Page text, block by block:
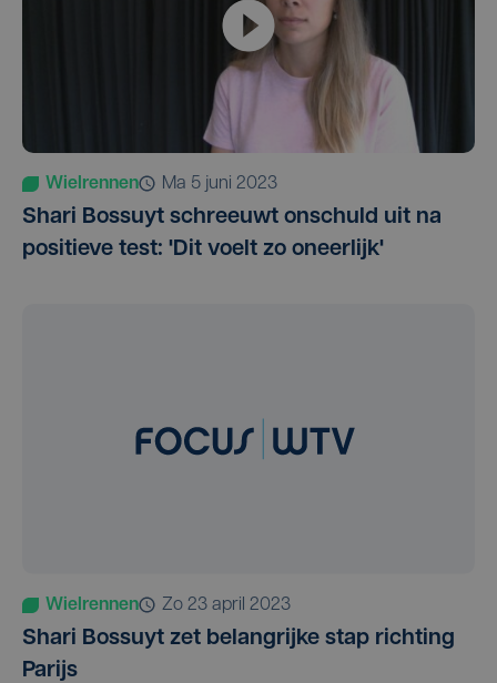
Wielrennen ma 5 juni 2023
Shari Bossuyt schreeuwt onschuld uit na
positieve test: 'Dit voelt zo oneerlijk'
Wielrennen zo 23 april 2023
Shari Bossuyt zet belangrijke stap richting
Parijs